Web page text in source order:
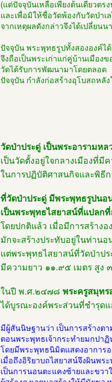
(แต่ปัจจุบันเหลือเพียงต้นเดียวตร
และเพื่อมิให้ชื่อวัดพ้องกับวัดป่าเ
จากเหตุผลดังกล่าวจึงได้เปลี่ยนน
ปัจจุบัน พระพุทธรูปทั้งสององค์ไ
จึงถือเป็นพระเก่าแก่คู่บ้านเมือง
วัดได้รับการพัฒนามาโดยตลอด
ปัจจุบัน กำลังก่อสร้างอุโบสถหลั
วัดป่าประดู่ เป็นพระอารามห
เป็นวัดตั้งอยู่ใจกลางเมืองที่
ในการปฏิบัติศาสนกิจและพิธี
ที่วัดป่าประดู่ มีพระพุทธรูปนอ
เป็นพระพุทธไสยาสน์ที่แปลกที่
โดยปกติแล้ว เมื่อมีการสร้าง
มักจะสร้างประทับอยู่ในท่านอ
แต่พระพุทธไสยาสน์ที่วัดป่าป
มีความยาว ๑๑.๙๕ เมตร สูง
ในปี พ.ศ.๒๔๗๘ พระครูสมุท
ได้บูรณะองค์พระส่วนที่ชำรุด
มีผู้สันนิษฐานว่า เป็นการสร้างต
ตอนพระพุทธเจ้ากระทำยมกปาฏิ
โดยมีพระพุทธนิมิตแสดงอาการอ
เมื่อถึงอิริยาบถไสยาสน์จึงผินพร
เป็นการนอนตะแคงซ้ายและขว